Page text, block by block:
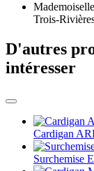
Trois-
D'autres
intéresser
Cardigan
Surchemise